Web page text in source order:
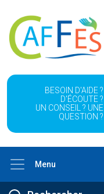
BESOIN D'AIDE ?
D'ÉCOUTE ?
UN CONSEIL ? UNE
QUESTION ?
Menu